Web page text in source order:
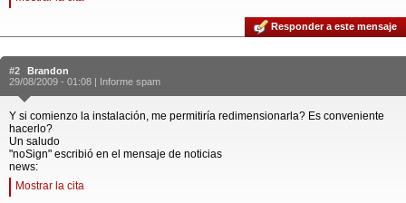
Responder a este mensaje
#2
Brandon
29/08/2009 - 01:08 | Informe spam
Y si comienzo la instalación, me permitiría redimensionarla? Es conveniente
hacerlo?
Un saludo
"noSign" escribió en el mensaje de noticias
news:
Mostrar la cita